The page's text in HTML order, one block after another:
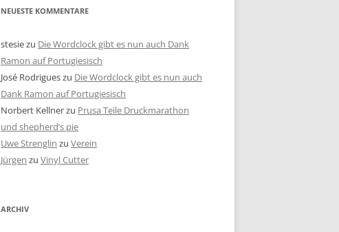
NEUESTE KOMMENTARE
stesiezu Die Wordclock gibt es nun auch Dank
Ramon auf Portugiesisch
José Rodrigueszu Die Wordclock gibt es nun auch
Dank Ramon auf Portugiesisch
Norbert Kellnerzu Prusa Teile Druckmarathon
und shepherd’s pie
Uwe Strenglin zu Verein
Jürgen zu Vinyl Cutter
ARCHIV